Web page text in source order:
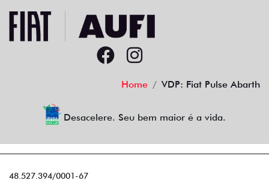
Home VDP: Fiat Pulse Abarth
Desacelere. Seu bem maior é a vida.
48.527.394/0001-67